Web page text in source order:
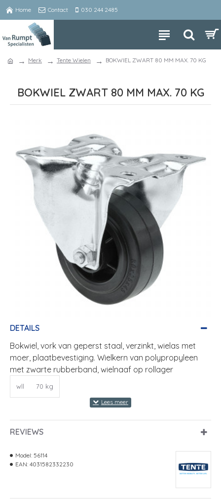
Home Contact 030 244 2485
Merk Tente Wielen BOKWIEL ZWART 80 MM MAX. 70 KG
BOKWIEL ZWART 80 MM MAX. 70 KG
DETAILS
Bokwiel, vork van geperst staal, verzinkt, wielas met
moer, plaatbevestiging. Wielkern van polypropyleen
met zwarte rubberband, wielnaaf op rollager
wll 70 kg
REVIEWS
Model: 56114
EAN: 4031582332230